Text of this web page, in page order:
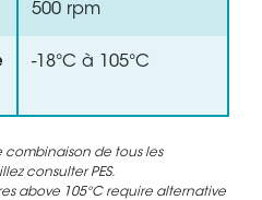
500 rpm
-18°C à 105°C
combinaison de tous les
consulter PES.
above 105°C require alternative